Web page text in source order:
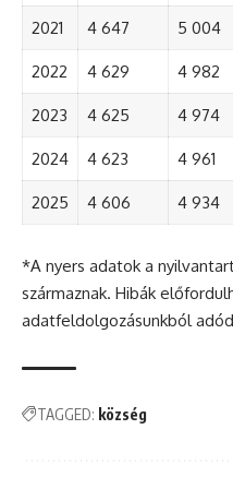
2021 4 647 5 004
2022 4 629 4 982
2023 4 625 4 974
2024 4 623 4 961
2025 4 606 4 934
*A nyers adatok a
származnak. Hibák
adatfeldolgozásunkból
TAGGED: község